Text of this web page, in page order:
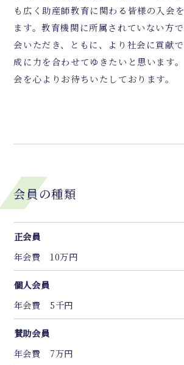
も広く助産師教育に関わる皆様の入会
ます。教育機関に所属されていない方
会いただき、ともに、より社会に貢献
成に力を合わせてゆきたいと思います
会を心よりお待ちいたしております。
会員の種類
正会員
年会費 10万円
個人会員
年会費 5千円
賛助会員
年会費 7万円